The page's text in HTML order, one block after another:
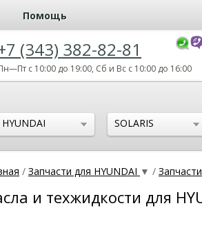
Помощь
(343) 382-82-81
с 10:00 до 19:00, Сб и Вс с 10:00 до 16:00
HYUNDAI SOLARIS
/ Запчасти для HYUNDAI ▼ /
и техжидкости для